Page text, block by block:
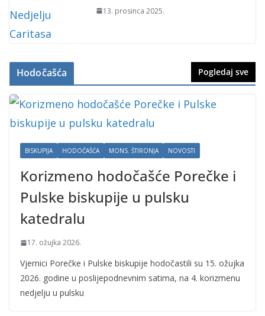
13. prosinca 2025.
Hodočašća Pogledaj sve
BISKUPIJA HODOČAŠĆA MONS. ŠTIRONJA NOVOSTI
Korizmeno hodočašće Porečke i
Pulske biskupije u pulsku
katedralu
17. ožujka 2026.
Vjernici Porečke i Pulske biskupije hodočastili su 15. ožujka
2026. godine u poslijepodnevnim satima, na 4. korizmenu
nedjelju u pulsku